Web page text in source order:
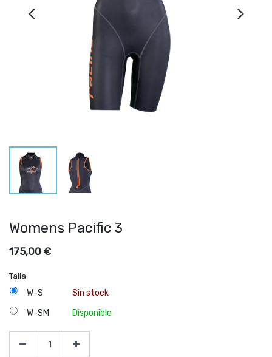
Womens Pacific 3
175,00 €
Talla
W-S
Sin stock
W-SM
Disponible